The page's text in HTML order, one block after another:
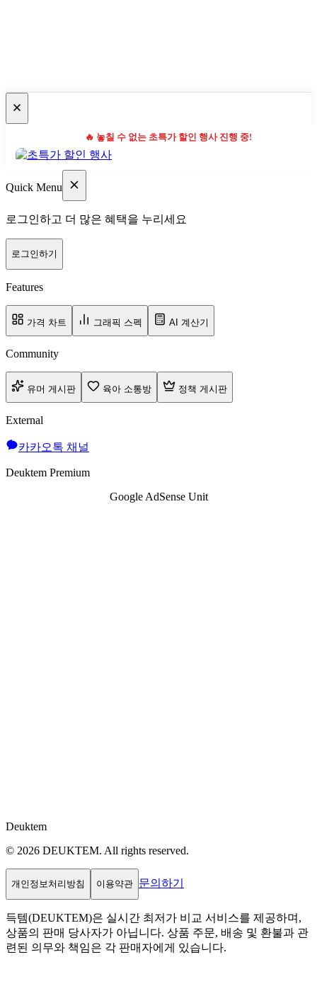
🔥 놓칠 수 없는 초특가 할인 행사 진행 중!
Quick Menu
로그인하고 더 많은 혜택을 누리세요
로그인하기
Features
가격 차트 그래픽 스펙 AI 계산기
Community
유머 게시판 육아 소통방 정책 게시판
External
카카오톡 채널
Deuktem Premium
Google AdSense Unit
Deuktem
© 2026 DEUKTEM. All rights reserved.
개인정보처리방침 이용약관 문의하기
득템(DEUKTEM)은 실시간 최저가 비교 서비스를 제공하며,
상품의 판매 당사자가 아닙니다. 상품 주문, 배송 및 환불과 관
련된 의무와 책임은 각 판매자에게 있습니다.